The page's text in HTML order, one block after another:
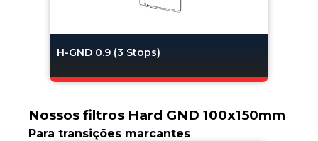
H-GND 0.9 (3 Stops)
Nossos filtros Hard GND 100x150mm
Para transições marcantes